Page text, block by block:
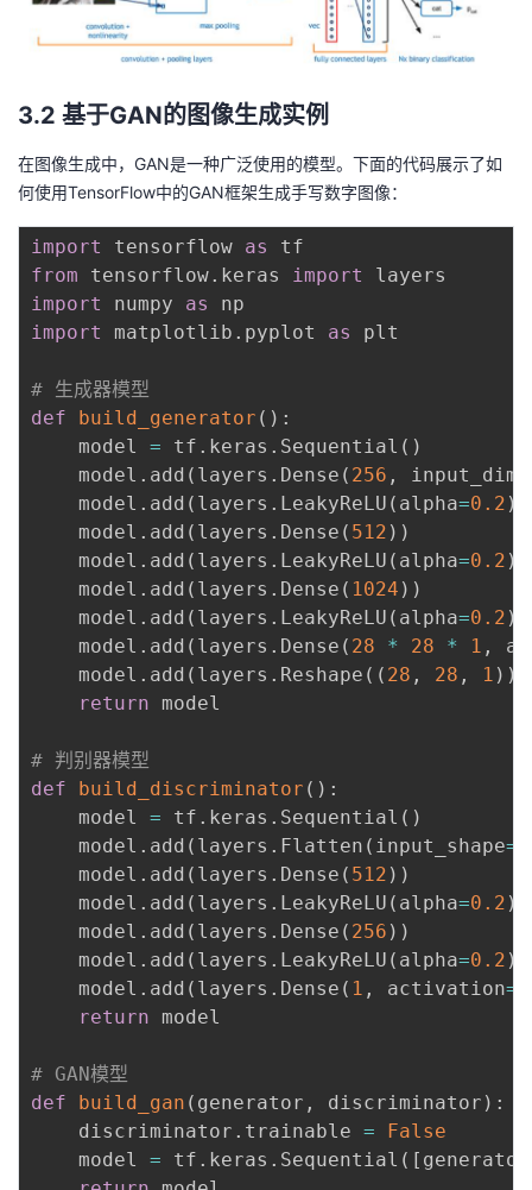
3.2 基于GAN的图像生成实例
在图像生成中，GAN是一种广泛使用的模型。下面的代码展示了如
何使用TensorFlow中的GAN框架生成手写数字图像：
import tensorflow as
from tensorflow. keras import
import
numpy as
import
matplotlib . pyplot as plt
# 生成器模型
def
build_generator ( ) :
    model
= tf . keras . Sequential ( )
    model
. add ( layers . Dense ( 256 , input_dim
    model
. add ( layers . LeakyReLU ( alpha=0.2 )
    model
. add ( layers . Dense ( 512 ) )
    model
. add ( layers . LeakyReLU ( alpha=0.2 )
    model
. add ( layers . Dense ( 1024 ) )
    model
. add ( layers . LeakyReLU ( alpha=0.2 )
    model
. add ( layers . Dense ( 28 * 28 * 1 ,
    model
. add ( layers . Reshape ( ( 28 , 28 , 1 ) )
return model
# 判别器模型
def
build_discriminator ( ) :
    model
= tf . keras . Sequential ( )
    model
. add ( layers . Flatten ( input_shape=
    model
. add ( layers . Dense ( 512 ) )
    model
. add ( layers . LeakyReLU ( alpha=0.2 )
    model
. add ( layers . Dense ( 256 ) )
    model
. add ( layers . LeakyReLU ( alpha=0.2 )
    model
. add ( layers . Dense ( 1 , activation=
return model
# GAN模型
def
build_gan ( generator , discriminator ) :
    discriminator
. trainable =
False
    model
= tf . keras . Sequential ( [ generator